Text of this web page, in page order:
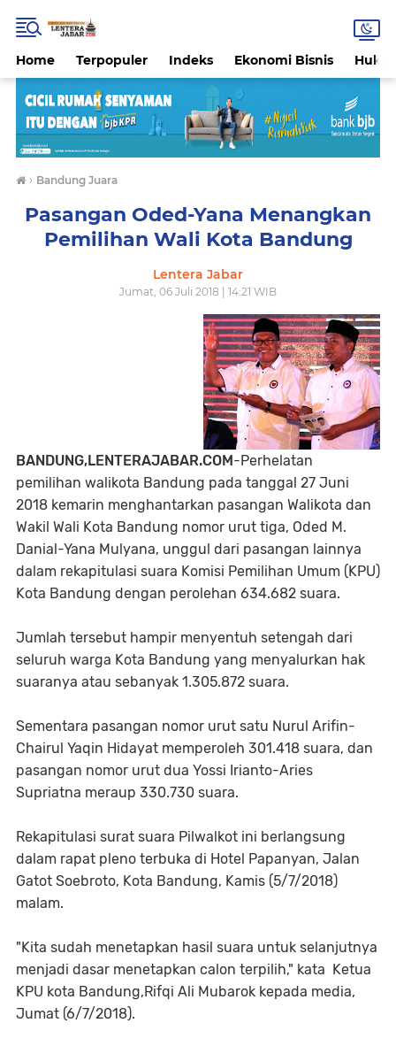
Home Terpopuler Indeks Ekonomi Bisnis
› Bandung Juara
Pasangan Oded-Yana Menangkan
Pemilihan Wali Kota Bandung
Lentera Jabar
Jumat, 06 Juli 2018 | 14:21 WIB
BANDUNG,LENTERAJABAR.COM-Perhelatan
pemilihan walikota Bandung pada tanggal 27 Juni
2018 kemarin menghantarkan pasangan Walikota dan
Wakil Wali Kota Bandung nomor urut tiga, Oded M.
Danial-Yana Mulyana, unggul dari pasangan lainnya
dalam rekapitulasi suara Komisi Pemilihan Umum (KPU)
Kota Bandung dengan perolehan 634.682 suara.
Jumlah tersebut hampir menyentuh setengah dari
seluruh warga Kota Bandung yang menyalurkan hak
suaranya atau sebanyak 1.305.872 suara.
Sementara pasangan nomor urut satu Nurul Arifin-
Chairul Yaqin Hidayat memperoleh 301.418 suara, dan
pasangan nomor urut dua Yossi Irianto-Aries
Supriatna meraup 330.730 suara.
Rekapitulasi surat suara Pilwalkot ini berlangsung
dalam rapat pleno terbuka di Hotel Papanyan, Jalan
Gatot Soebroto, Kota Bandung, Kamis (5/7/2018)
malam.
"Kita sudah menetapkan hasil suara untuk selanjutnya
menjadi dasar menetapkan calon terpilih," kata Ketua
KPU kota Bandung,Rifqi Ali Mubarok kepada media,
Jumat (6/7/2018).